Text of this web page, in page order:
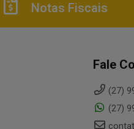
Notas Fiscais
Fale
(27)
(27)